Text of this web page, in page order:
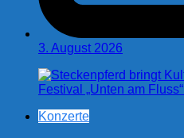
3. August 2026
Konzerte